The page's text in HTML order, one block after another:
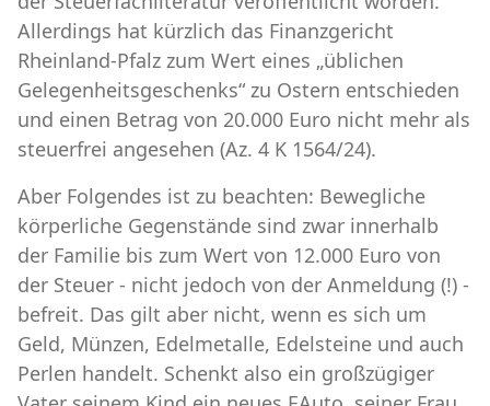
Allerdings hat kürzlich das Finanzgericht
Rheinland-Pfalz zum Wert eines „üblichen
Gelegenheitsgeschenks“ zu Ostern entschieden
und einen Betrag von 20.000 Euro nicht mehr als
steuerfrei angesehen (Az. 4 K 1564/24).
Aber Folgendes ist zu beachten: Bewegliche
körperliche Gegenstände sind zwar innerhalb
der Familie bis zum Wert von 12.000 Euro von
der Steuer - nicht jedoch von der Anmeldung (!) -
befreit. Das gilt aber nicht, wenn es sich um
Geld, Münzen, Edelmetalle, Edelsteine und auch
Perlen handelt. Schenkt also ein großzügiger